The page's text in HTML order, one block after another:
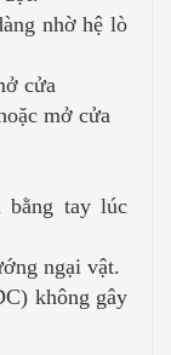
nhờ hệ lò
cửa
mở cửa
bằng tay lúc
ngại vật.
không gây